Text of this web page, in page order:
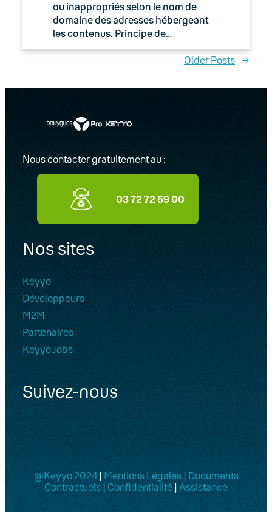
ou inappropriés selon le nom de
domaine des adresses hébergeant
les contenus. Principe de…
Older Posts →
Nous contacter gratuitement au :
03 72 72 59 00
Nos sites
Keyyo
Développeurs
M2M
Partenaires
Keyyo Jobs
Suivez-nous
@Keyyo 2024| Mentions Légales|Documents
Contractuels|Confidentialité|Assistance